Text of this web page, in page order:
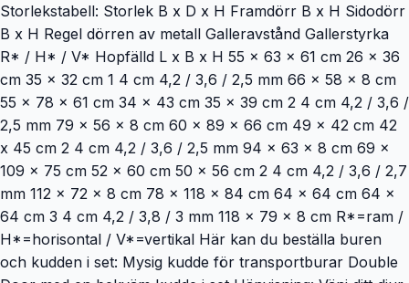
Storlekstabell: Storlek B x D x H Framdörr B x H Sidodörr
B x H Regel dörren av metall Galleravstånd Gallerstyrka
R* / H* / V* Hopfälld L x B x H 55 x 63 x 61 cm 26 x 36
cm 35 x 32 cm 1 4 cm 4,2 / 3,6 / 2,5 mm 66 x 58 x 8 cm
55 x 78 x 61 cm 34 x 43 cm 35 x 39 cm 2 4 cm 4,2 / 3,6 /
2,5 mm 79 x 56 x 8 cm 60 x 89 x 66 cm 49 x 42 cm 42
x 45 cm 2 4 cm 4,2 / 3,6 / 2,5 mm 94 x 63 x 8 cm 69 x
109 x 75 cm 52 x 60 cm 50 x 56 cm 2 4 cm 4,2 / 3,6 / 2,7
mm 112 x 72 x 8 cm 78 x 118 x 84 cm 64 x 64 cm 64 x
64 cm 3 4 cm 4,2 / 3,8 / 3 mm 118 x 79 x 8 cm R*=ram /
H*=horisontal / V*=vertikal Här kan du beställa buren
och kudden i set: Mysig kudde för transportburar Double